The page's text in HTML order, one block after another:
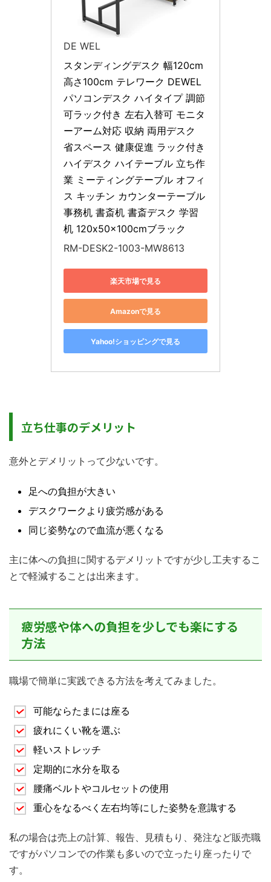
DE WEL
スタンディングデスク 幅120cm
高さ100cm テレワーク DEWEL
パソコンデスク ハイタイプ 調節
可ラック付き 左右入替可 モニタ
ーアーム対応 収納 両用デスク
省スペース 健康促進 ラック付き
ハイデスク ハイテーブル 立ち作
業 ミーティングテーブル オフィ
ス キッチン カウンターテーブル
事務机 書斎机 書斎デスク 学習
机 120x50x100cmブラック
RM-DESK2-1003-MW8613
楽天市場で見る
Amazonで見る
Yahoo!ショッピングで見る
立ち仕事のデメリット
意外とデメリットって少ないです。
足への負担が大きい
デスクワークより疲労感がある
同じ姿勢なので血流が悪くなる
主に体への負担に関するデメリットですが少し工夫するこ
とで軽減することは出来ます。
疲労感や体への負担を少しでも楽にする
方法
職場で簡単に実践できる方法を考えてみました。
可能ならたまには座る
疲れにくい靴を選ぶ
軽いストレッチ
定期的に水分を取る
腰痛ベルトやコルセットの使用
重心をなるべく左右均等にした姿勢を意識する
私の場合は売上の計算、報告、見積もり、発注など販売職
ですがパソコンでの作業も多いので立ったり座ったりで
す。